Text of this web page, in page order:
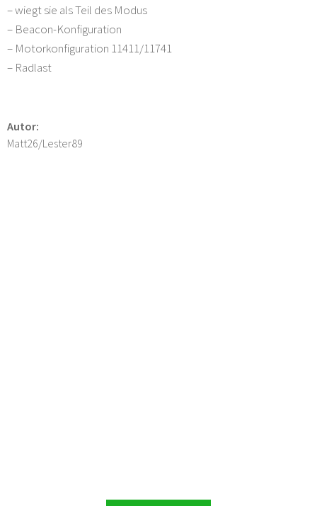
– wiegt sie als Teil des Modus
– Beacon-Konfiguration
– Motorkonfiguration 11411/11741
– Radlast
Autor:
Matt26/Lester89